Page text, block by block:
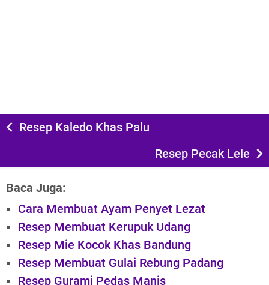
Resep Kaledo Khas Palu
Resep Pecak Lele
Baca Juga:
Cara Membuat Ayam Penyet Lezat
Resep Membuat Kerupuk Udang
Resep Mie Kocok Khas Bandung
Resep Membuat Gulai Rebung Padang
Resep Gurami Pedas Manis